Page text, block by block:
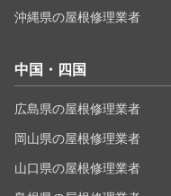
沖縄県の屋根修理業者
中国・四国
広島県の屋根修理業者
岡山県の屋根修理業者
山口県の屋根修理業者